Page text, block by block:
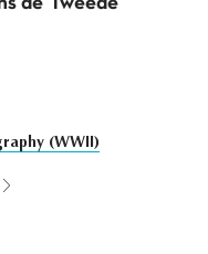
(WWII)